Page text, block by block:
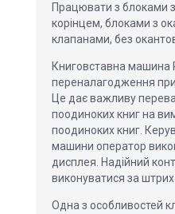
Працювати з блоками
корінцем, блоками з
клапанами, без
Книговставна машина
переналагодження
Це дає важливу
поодиноких книг на
поодиноких книг.
машини оператор
дисплея. Надійний
виконуватися за
Одна з особливостей